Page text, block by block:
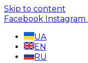
Skip to content
Facebook Instagram
UA
EN
RU